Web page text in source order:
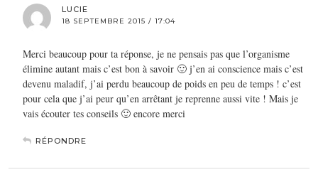
LUCIE
18 SEPTEMBRE 2015 / 17:04
Merci beaucoup pour ta réponse, je ne pensais pas que l’organisme
élimine autant mais c’est bon à savoir 🙂 j’en ai conscience mais c’est
devenu maladif, j’ai perdu beaucoup de poids en peu de temps ! c’est
pour cela que j’ai peur qu’en arrêtant je reprenne aussi vite ! Mais je
vais écouter tes conseils 🙂 encore merci
RÉPONDRE